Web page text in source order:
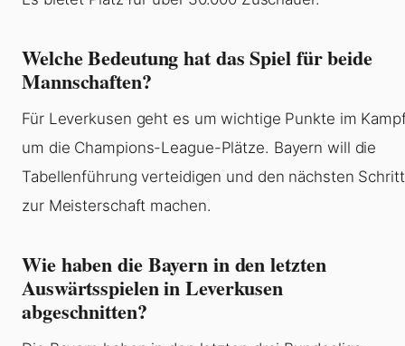
Welche Bedeutung hat das Spiel für beide
Mannschaften?
Für Leverkusen geht es um wichtige Punkte im
um die Champions-League-Plätze. Bayern will die
Tabellenführung verteidigen und den nächsten Schritt
zur Meisterschaft machen.
Wie haben die Bayern in den letzten
Auswärtsspielen in Leverkusen
abgeschnitten?